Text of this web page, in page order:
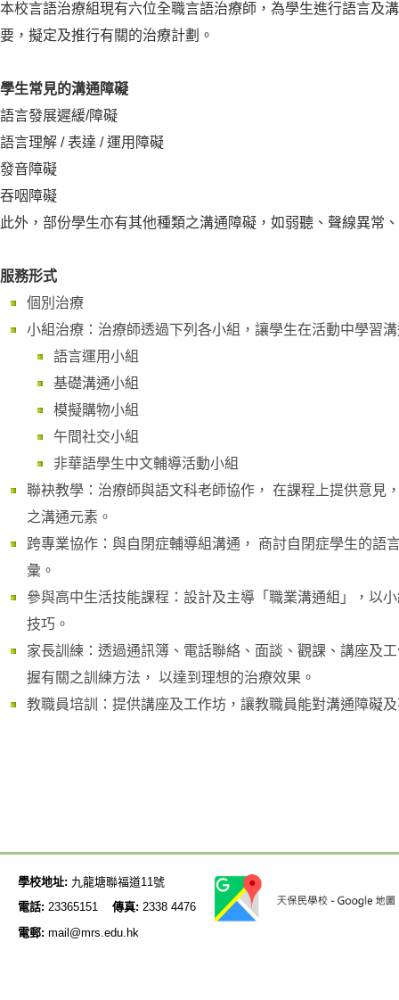
本校言語治療組現有六位全職言語治療師，為學生進行語言及
要，擬定及推行有關的治療計劃。
學生常見的溝通障礙
語言發展遲緩/障礙
語言理解 / 表達 / 運用障礙
發音障礙
吞咽障礙
此外，部份學生亦有其他種類之溝通障礙，如弱聽、聲線異常
服務形式
個別治療
小組治療：治療師透過下列各小組，讓學生在活動中學習
語言運用小組
基礎溝通小組
模擬購物小組
午間社交小組
非華語學生中文輔導活動小組
聯袂教學：治療師與語文科老師協作， 在課程上提供意見
之溝通元素。
跨專業協作：與自閉症輔導組溝通， 商討自閉症學生的語
彙。
參與高中生活技能課程：設計及主導「職業溝通組」，以
技巧。
家長訓練：透過通訊簿、電話聯絡、面談、觀課、講座及
握有關之訓練方法， 以達到理想的治療效果。
教職員培訓：提供講座及工作坊，讓教職員能對溝通障礙
學校地址: 九龍塘聯福道11號
電話: 23365151 傳真: 2338 4476
電郵: mail@mrs.edu.hk